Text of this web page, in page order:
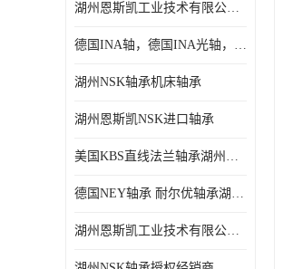
日本NSK进口轴承
德国INA进口轴承
湖州恩斯凯工业技术有限公司 湖州NSK轴承
德国INA轴，德国INA光轴，德国依纳光轴
湖州NSK轴承机床轴承
湖州恩斯凯NSK进口轴承
美国KBS直线法兰轴承湖州KBS轴承
德国NEY轴承 耐尔优轴承湖州代理商
湖州恩斯凯工业技术有限公司NSK轴承*经销商